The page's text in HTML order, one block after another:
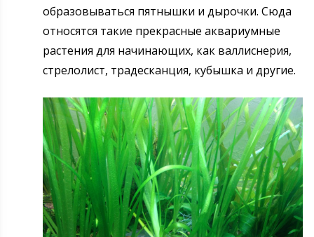
образовываться пятнышки и дырочки. Сюда
относятся такие прекрасные аквариумные
растения для начинающих, как валлиснерия,
стрелолист, традесканция, кубышка и другие.